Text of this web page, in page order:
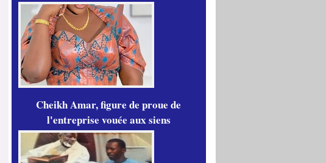
Cheikh Amar, figure de proue de
l'entreprise vouée aux siens